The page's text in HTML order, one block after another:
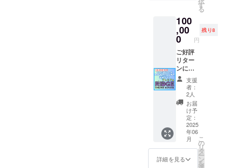
掲載 ・
法：文
字の
み、ロ
ゴ／バ
ナーの
掲載も
可能 ・
掲載サ
イズ：
（小）
サイズ
・支援
時、備
考欄に
掲載を
希望さ
れるお
名前を
う子供
「特別
プレゼ
ン」
「特別
講演」
をして
いただ
けま
す！ 先
生と
なって
子供達
に熱い
思いを
ぶつけ
てみま
せん
か？ お
待ちし
す
る
100
,00
0 円
残り8
ご好評
リター
ンにつ
き新規
追加！
【あし
ながお
じさん
応援
HPにお
名前・
企業
名・法
人名
掲載プ
支援
者：
2人
お届
け予
定：
2025
年06
月
詳細を見る
こ
の
リ
タ
ー
ン
を